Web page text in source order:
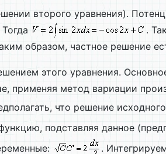
второго уравнения).
Тогда .
образом, частное решение
этого уравнения.
применяя метод вариации
что решение
подставляя данное
.